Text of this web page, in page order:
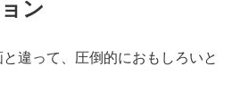
ン
違って、圧倒的におもしろいと